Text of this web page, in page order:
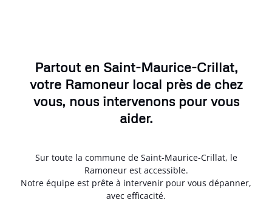
Partout en Saint-Maurice-Crillat,
votre Ramoneur local près de chez
vous, nous intervenons pour vous
aider.
Sur toute la commune de Saint-Maurice-Crillat, le
Ramoneur est accessible.
Notre équipe est prête à intervenir pour vous dépanner,
avec efficacité.